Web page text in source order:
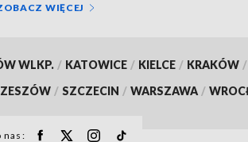
WIĘCEJ
WLKP. / KATOWICE / KIELCE / KRAKÓW /
/ SZCZECIN / WARSZAWA /
nas: